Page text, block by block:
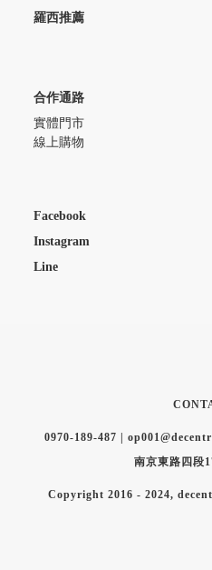
羅西推薦
合作通路
實體門市
線上購物
Facebook
Instagram
Line
0970-189-487 |
南京東路四段
Copyright 2016 - 2024,